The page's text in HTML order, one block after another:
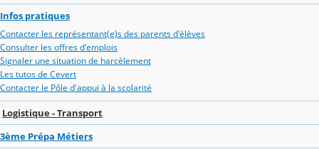
Infos pratiques
Contacter les représentant(e)s des parents d'élèves
Consulter les offres d'emplois
Signaler une situation de harcèlement
Les tutos de Cevert
Contacter le Pôle d'appui à la scolarité
Logistique - Transport
3ème Prépa Métiers